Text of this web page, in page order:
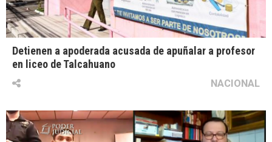
Detienen a apoderada acusada de apuñalar a profesor
en liceo de Talcahuano
NACIONAL